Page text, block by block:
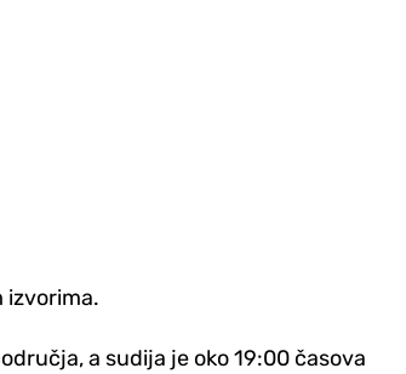
izvorima.
a sudija je oko 19:00 časova